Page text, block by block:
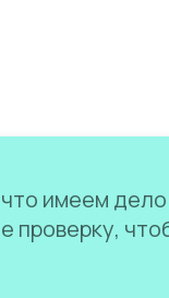
имеем
проверку,